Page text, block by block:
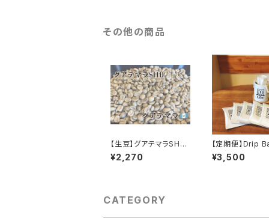
その他の商品
【生豆】グアテマラSHB5
00g
¥2,270
【定期便】Drip
ffee20P(オリジ
レンド)
¥3,500
CATEGORY